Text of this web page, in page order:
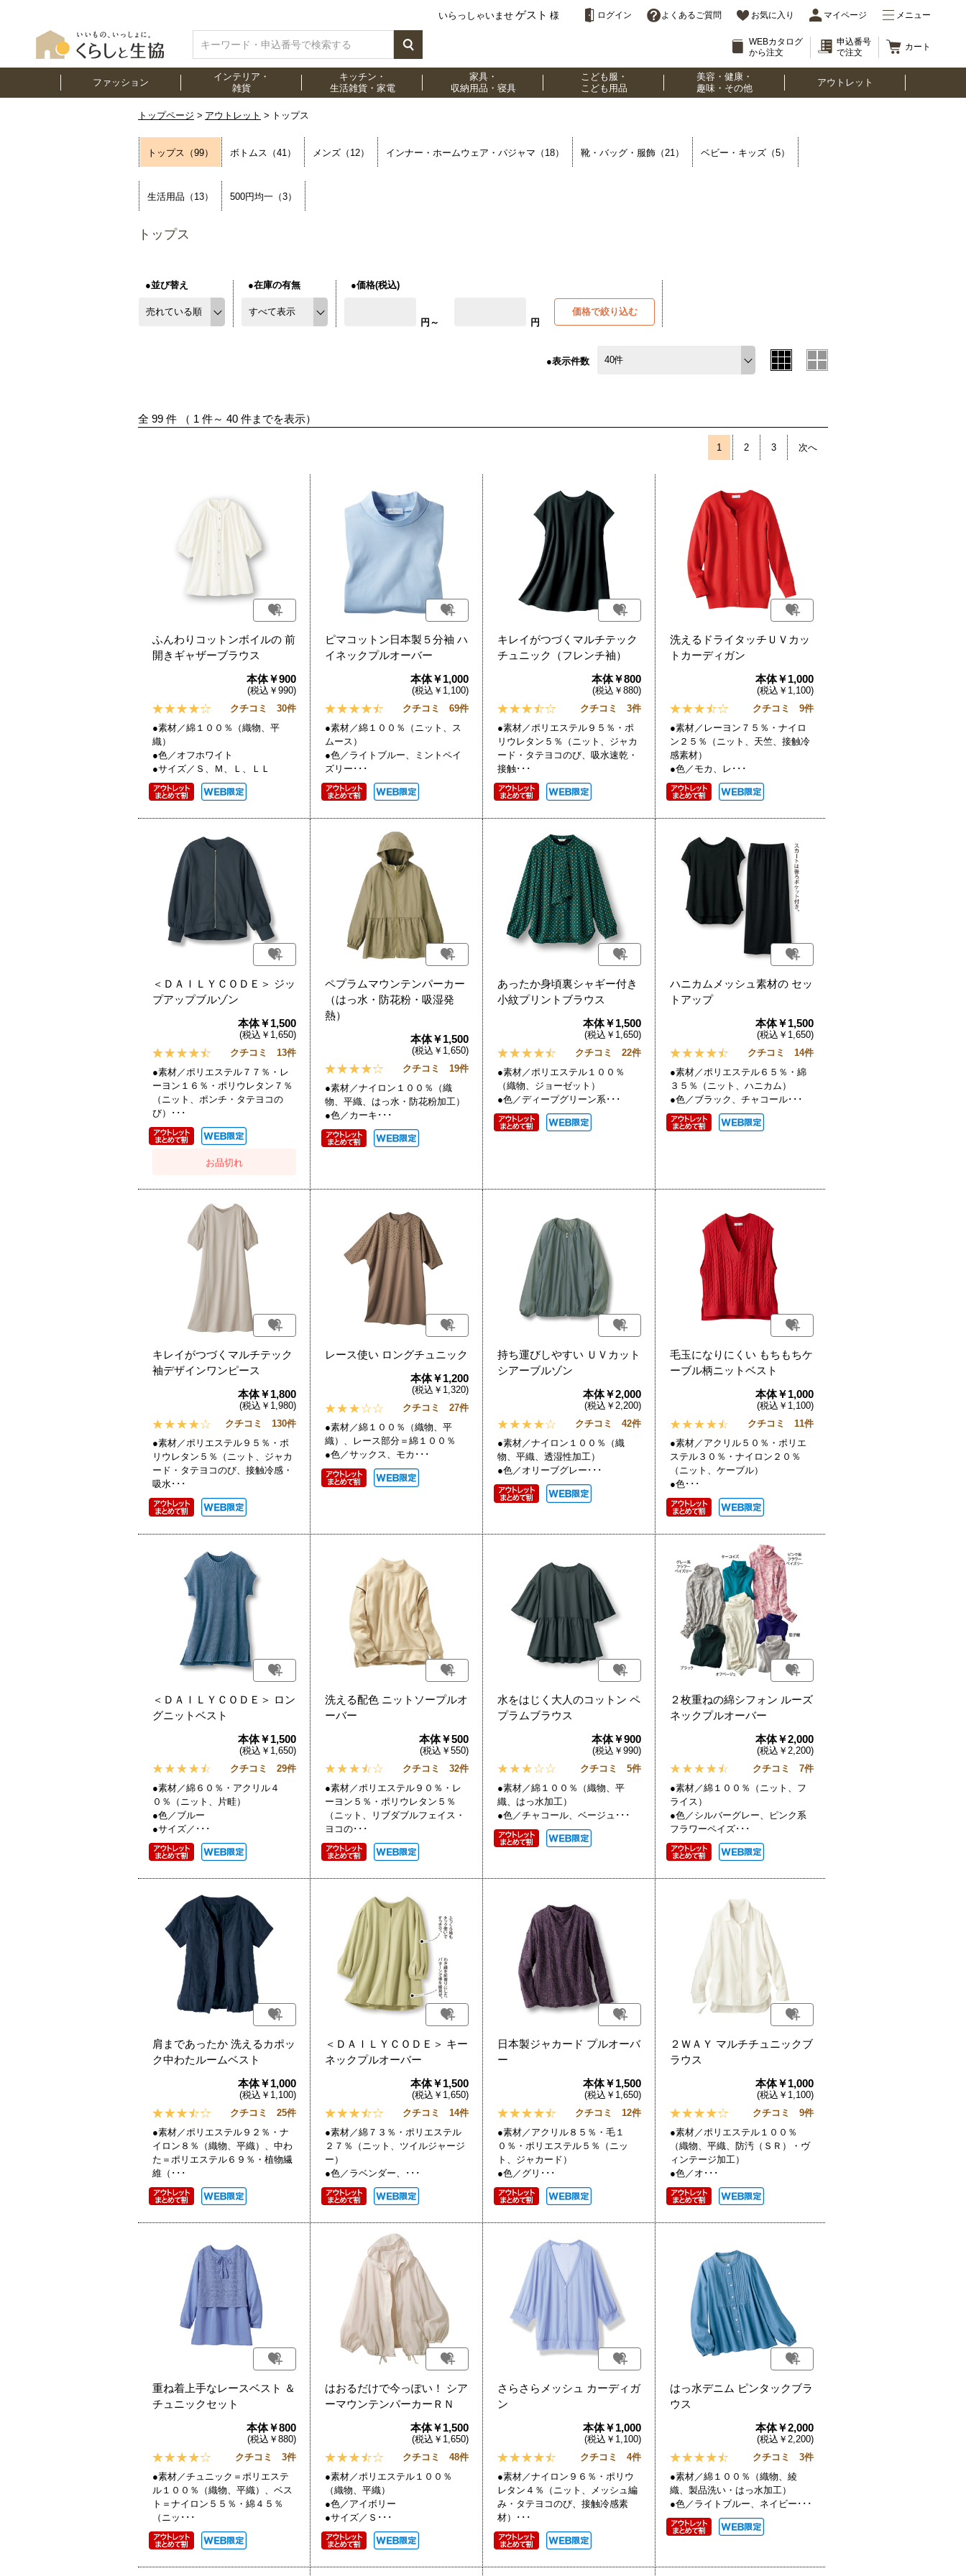
いらっしゃいませ ゲスト 様 ログイン よくあるご質問 お気に入り マイページ メニュー
WEBカタログ
から注文
申込番号
で注文
カート
ファッション
インテリア・
雑貨
キッチン・
生活雑貨・家電
家具・
収納用品・寝具
こども服・
こども用品
美容・健康・
趣味・その他
アウトレット
トップページ アウトレット トップス
トップス（99） ボトムス（41） メンズ（12） インナー・ホームウェア・パジャマ（18） 靴・バッグ・服飾（21） ベビー・キッズ（5）
生活用品（13） 500円均一（3）
トップス
●並び替え ●在庫の有無 ●価格(税込)
円～ 円
価格で絞り込む
●表示件数
全 99 件 （ 1 件～ 40 件までを表示）
1 2 3 次へ
ふんわりコットンボイルの 前
開きギャザーブラウス
本体￥900
(税込￥990)
クチコミ 30件
●素材／綿１００％（織物、平
織）
●色／オフホワイト
●サイズ／Ｓ、Ｍ、Ｌ、ＬＬ
ピマコットン日本製５分袖 ハ
イネックプルオーバー
本体￥1,000
(税込￥1,100)
クチコミ 69件
●素材／綿１００％（ニット、ス
ムース）
●色／ライトブルー、ミントペイ
ズリー･･･
キレイがつづくマルチテック
チュニック（フレンチ袖）
本体￥800
(税込￥880)
クチコミ 3件
●素材／ポリエステル９５％・ポ
リウレタン５％（ニット、ジャカ
ード・タテヨコのび、吸水速乾・
接触･･･
洗えるドライタッチＵＶカッ
トカーディガン
本体￥1,000
(税込￥1,100)
クチコミ 9件
●素材／レーヨン７５％・ナイロ
ン２５％（ニット、天竺、接触冷
感素材）
●色／モカ、レ･･･
＜ＤＡＩＬＹＣＯＤＥ＞ ジッ
プアップブルゾン
本体￥1,500
(税込￥1,650)
クチコミ 13件
●素材／ポリエステル７７％・レ
ーヨン１６％・ポリウレタン７％
（ニット、ポンチ・タテヨコの
び）･･･
お品切れ
ペプラムマウンテンパーカー
（はっ水・防花粉・吸湿発
熱）
本体￥1,500
(税込￥1,650)
クチコミ 19件
●素材／ナイロン１００％（織
物、平織、はっ水・防花粉加工）
●色／カーキ･･･
あったか身頃裏シャギー付き
小紋プリントブラウス
本体￥1,500
(税込￥1,650)
クチコミ 22件
●素材／ポリエステル１００％
（織物、ジョーゼット）
●色／ディープグリーン系･･･
ハニカムメッシュ素材の セッ
トアップ
本体￥1,500
(税込￥1,650)
クチコミ 14件
●素材／ポリエステル６５％・綿
３５％（ニット、ハニカム）
●色／ブラック、チャコール･･･
キレイがつづくマルチテック
袖デザインワンピース
本体￥1,800
(税込￥1,980)
クチコミ 130件
●素材／ポリエステル９５％・ポ
リウレタン５％（ニット、ジャカ
ード・タテヨコのび、接触冷感・
吸水･･･
レース使い ロングチュニック
本体￥1,200
(税込￥1,320)
クチコミ 27件
●素材／綿１００％（織物、平
織）、レース部分＝綿１００％
●色／サックス、モカ･･･
持ち運びしやすい ＵＶカット
シアーブルゾン
本体￥2,000
(税込￥2,200)
クチコミ 42件
●素材／ナイロン１００％（織
物、平織、透湿性加工）
●色／オリーブグレー･･･
毛玉になりにくい もちもちケ
ーブル柄ニットベスト
本体￥1,000
(税込￥1,100)
クチコミ 11件
●素材／アクリル５０％・ポリエ
ステル３０％・ナイロン２０％
（ニット、ケーブル）
●色･･･
＜ＤＡＩＬＹＣＯＤＥ＞ ロン
グニットベスト
本体￥1,500
(税込￥1,650)
クチコミ 29件
●素材／綿６０％・アクリル４
０％（ニット、片畦）
●色／ブルー
●サイズ／･･･
洗える配色 ニットソープルオ
ーバー
本体￥500
(税込￥550)
クチコミ 32件
●素材／ポリエステル９０％・レ
ーヨン５％・ポリウレタン５％
（ニット、リブダブルフェイス・
ヨコの･･･
水をはじく大人のコットン ペ
プラムブラウス
本体￥900
(税込￥990)
クチコミ 5件
●素材／綿１００％（織物、平
織、はっ水加工）
●色／チャコール、ベージュ･･･
２枚重ねの綿シフォン ルーズ
ネックプルオーバー
本体￥2,000
(税込￥2,200)
クチコミ 7件
●素材／綿１００％（ニット、フ
ライス）
●色／シルバーグレー、ピンク系
フラワーペイズ･･･
肩まであったか 洗えるカポッ
ク中わたルームベスト
本体￥1,000
(税込￥1,100)
クチコミ 25件
●素材／ポリエステル９２％・ナ
イロン８％（織物、平織）、中わ
た＝ポリエステル６９％・植物繊
維（･･･
＜ＤＡＩＬＹＣＯＤＥ＞ キー
ネックプルオーバー
本体￥1,500
(税込￥1,650)
クチコミ 14件
●素材／綿７３％・ポリエステル
２７％（ニット、ツイルジャージ
ー）
●色／ラベンダー、･･･
日本製ジャカード プルオーバ
ー
本体￥1,500
(税込￥1,650)
クチコミ 12件
●素材／アクリル８５％・毛１
０％・ポリエステル５％（ニッ
ト、ジャカード）
●色／グリ･･･
２ＷＡＹ マルチチュニックブ
ラウス
本体￥1,000
(税込￥1,100)
クチコミ 9件
●素材／ポリエステル１００％
（織物、平織、防汚（ＳＲ）・ヴ
ィンテージ加工）
●色／オ･･･
重ね着上手なレースベスト ＆
チュニックセット
本体￥800
(税込￥880)
クチコミ 3件
●素材／チュニック＝ポリエステ
ル１００％（織物、平織）、ベス
ト＝ナイロン５５％・綿４５％
（ニッ･･･
はおるだけで今っぽい！ シア
ーマウンテンパーカーＲＮ
本体￥1,500
(税込￥1,650)
クチコミ 48件
●素材／ポリエステル１００％
（織物、平織）
●色／アイボリー
●サイズ／Ｓ･･･
さらさらメッシュ カーディガ
ン
本体￥1,000
(税込￥1,100)
クチコミ 4件
●素材／ナイロン９６％・ポリウ
レタン４％（ニット、メッシュ編
み・タテヨコのび、接触冷感素
材）･･･
はっ水デニム ピンタックブラ
ウス
本体￥2,000
(税込￥2,200)
クチコミ 3件
●素材／綿１００％（織物、綾
織、製品洗い・はっ水加工）
●色／ライトブルー、ネイビー･･･